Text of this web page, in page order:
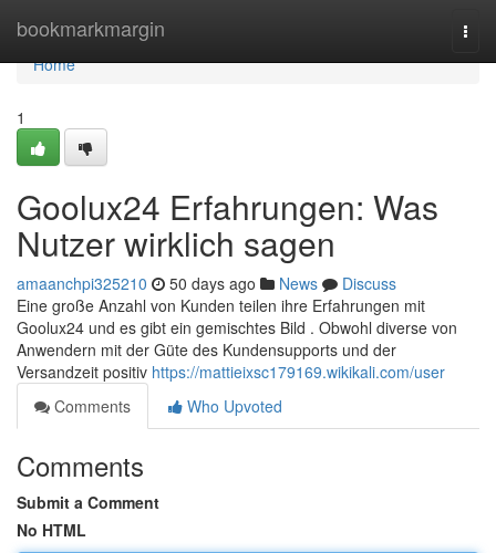
bookmarkmargin
Home
Home
1
Goolux24 Erfahrungen: Was
Nutzer wirklich sagen
amaanchpi325210 50 days ago News
Discuss
Eine große Anzahl von Kunden teilen ihre Erfahrungen mit
Goolux24 und es gibt ein gemischtes Bild . Obwohl diverse von
Anwendern mit der Güte des Kundensupports und der
Versandzeit positiv https://mattieixsc179169.wikikali.com/user
Comments
Who Upvoted
Comments
Submit a Comment
No HTML